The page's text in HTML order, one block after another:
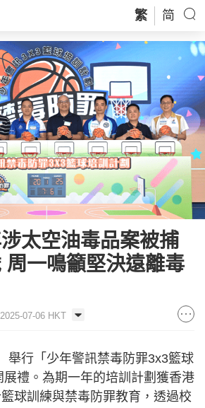
繁 简
太空油毒品案被捕
周一鳴籲堅決遠離毒
07-06 HKT
舉行「少年警訊禁毒防罪3x3籃球
禮。為期一年的培訓計劃獲香港
球訓練與禁毒防罪教育，透過校